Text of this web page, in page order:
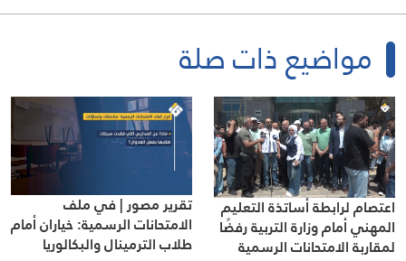
مواضيع ذات صلة
اعتصام لرابطة أساتذة التعليم
المهني أمام وزارة التربية رفضًا
لمقاربة الامتحانات الرسمية
تقرير مصور | في ملف
الامتحانات الرسمية: خياران أمام
طلاب الترمينال والبكالوريا